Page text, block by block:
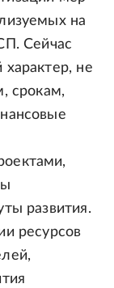
на
Сейчас
характер, не
срокам,
развития.
ресурсов